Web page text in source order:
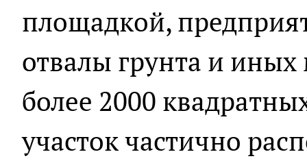
площадкой,
отвалы грунта и
более 2000
участок частично